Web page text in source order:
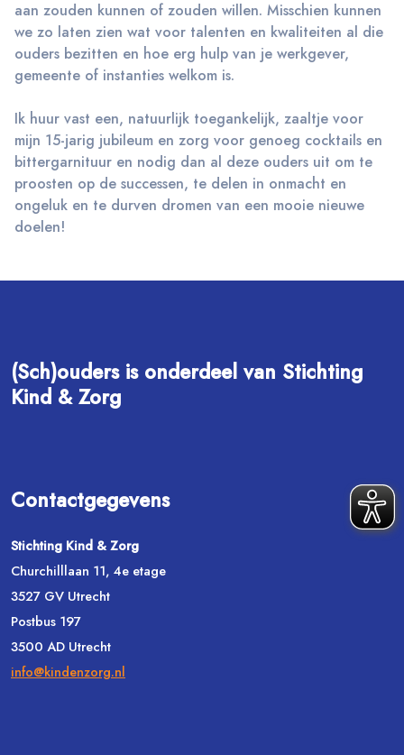
aan zouden kunnen of zouden willen. Misschien kunnen
we zo laten zien wat voor talenten en kwaliteiten al die
ouders bezitten en hoe erg hulp van je werkgever,
gemeente of instanties welkom is.
Ik huur vast een, natuurlijk toegankelijk, zaaltje voor
mijn 15-jarig jubileum en zorg voor genoeg cocktails en
bittergarnituur en nodig dan al deze ouders uit om te
proosten op de successen, te delen in onmacht en
ongeluk en te durven dromen van een mooie nieuwe
doelen!
(Sch)ouders is onderdeel van Stichting
Kind & Zorg
Contactgegevens
Stichting Kind & Zorg
Churchilllaan 11, 4e etage
3527 GV Utrecht
Postbus 197
3500 AD Utrecht
info@kindenzorg.nl